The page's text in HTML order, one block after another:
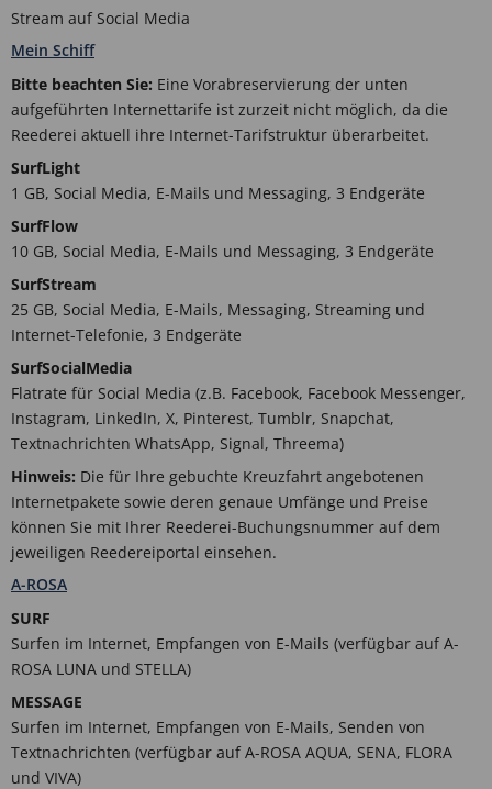
Stream auf Social Media
Mein Schiff
Bitte beachten Sie: Eine Vorabreservierung der unten
aufgeführten Internettarife ist zurzeit nicht möglich, da die
Reederei aktuell ihre Internet-Tarifstruktur überarbeitet.
SurfLight
1 GB, Social Media, E-Mails und Messaging, 3 Endgeräte
SurfFlow
10 GB, Social Media, E-Mails und Messaging, 3 Endgeräte
SurfStream
25 GB, Social Media, E-Mails, Messaging, Streaming und
Internet-Telefonie, 3 Endgeräte
SurfSocialMedia
Flatrate für Social Media (z.B. Facebook, Facebook Messenger,
Instagram, LinkedIn, X, Pinterest, Tumblr, Snapchat,
Textnachrichten WhatsApp, Signal, Threema)
Hinweis: Die für Ihre gebuchte Kreuzfahrt angebotenen
Internetpakete sowie deren genaue Umfänge und Preise
können Sie mit Ihrer Reederei-Buchungsnummer auf dem
jeweiligen Reedereiportal einsehen.
A-ROSA
SURF
Surfen im Internet, Empfangen von E-Mails (verfügbar auf A-
ROSA LUNA und STELLA)
MESSAGE
Surfen im Internet, Empfangen von E-Mails, Senden von
Textnachrichten (verfügbar auf A-ROSA AQUA, SENA, FLORA
und VIVA)